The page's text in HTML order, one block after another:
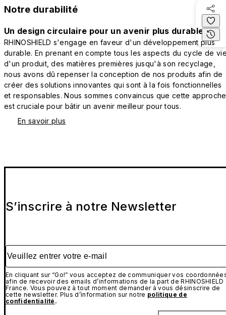
Notre durabilité
Un design circulaire pour un avenir plus durable
RHINOSHIELD s'engage en faveur d'un développement plus
durable. En prenant en compte tous les aspects du cycle de
d'un produit, des matières premières jusqu'à son recyclage,
nous avons dû repenser la conception de nos produits afin de
créer des solutions innovantes qui sont à la fois fonctionnelles
et responsables. Nous sommes convaincus que cette approche
est cruciale pour bâtir un avenir meilleur pour tous.
En savoir plus
S’inscrire à notre Newsletter
Veuillez entrer votre e-mail
En cliquant sur “Go!” vous acceptez de communiquer vos
afin de recevoir des emails d’informations de la part de RHINOSHIELD
France. Vous pouvez à tout moment demander à vous désinscrire de
cette newsletter. Plus d’information sur notre politique de
confidentialité .